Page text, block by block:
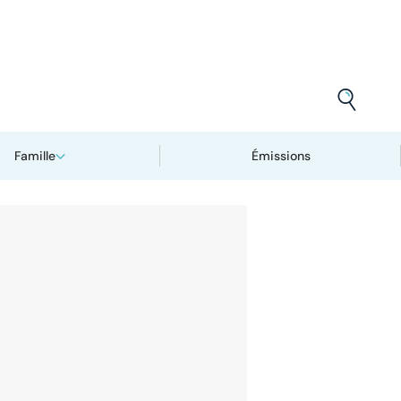
Famille Émissions